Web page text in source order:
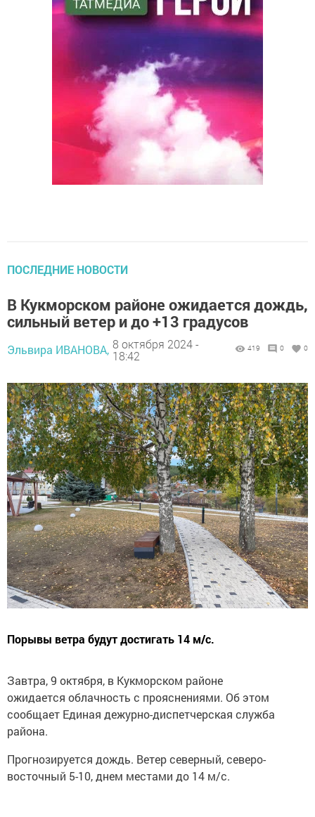
ПОСЛЕДНИЕ НОВОСТИ
В Кукморском районе ожидается дождь,
сильный ветер и до +13 градусов
Эльвира ИВАНОВА, 8 октября 2024 -
18:42
419 0 0
Порывы ветра будут достигать 14 м/с.
Завтра, 9 октября, в Кукморском районе
ожидается облачность с прояснениями. Об этом
сообщает Единая дежурно-диспетчерская служба
района.
Прогнозируется дождь. Ветер северный, северо-
восточный 5-10, днем местами до 14 м/с.